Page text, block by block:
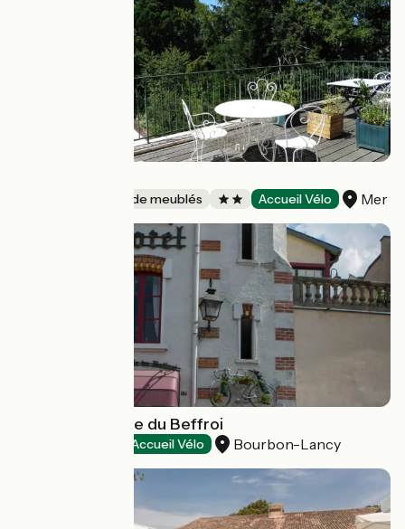
Gîtes et locations de meublés Accueil Vélo Mer
Hôtel La Tourelle du Beffroi
Accueil Vélo Bourbon-Lancy